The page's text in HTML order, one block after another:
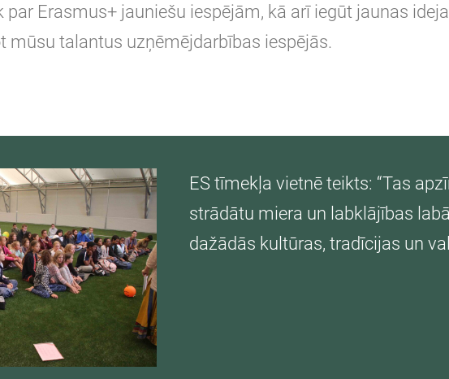
par Erasmus+ jauniešu iespējām, kā arī iegūt jaunas
mūsu talantus uzņēmējdarbības iespējās.
ES tīmekļa vietnē teikts: “Tas
strādātu miera un labklājības
dažādās kultūras, tradīcijas un